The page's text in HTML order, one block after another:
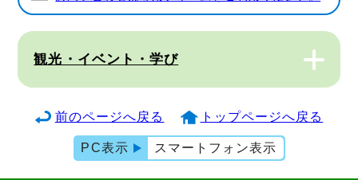
観光・イベント・学び
前のページへ戻る トップページへ戻る
PC表示 スマートフォン表示